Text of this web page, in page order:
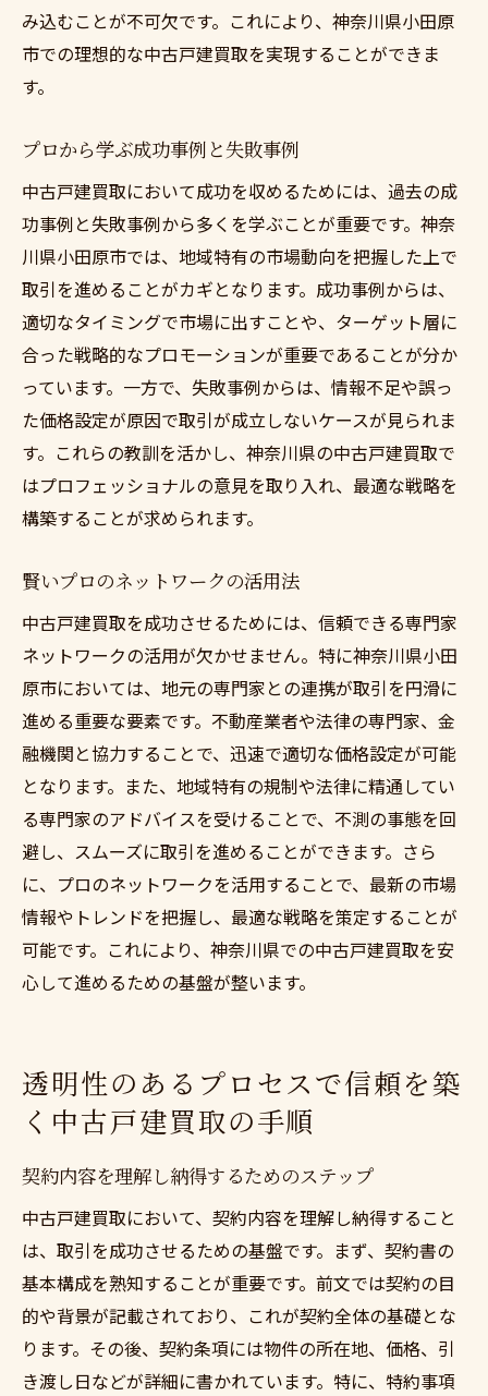
み込むことが不可欠です。これにより、神奈川県小田原
市での理想的な中古戸建買取を実現することができま
す。
プロから学ぶ成功事例と失敗事例
中古戸建買取において成功を収めるためには、過去の成
功事例と失敗事例から多くを学ぶことが重要です。神奈
川県小田原市では、地域特有の市場動向を把握した上で
取引を進めることがカギとなります。成功事例からは、
適切なタイミングで市場に出すことや、ターゲット層に
合った戦略的なプロモーションが重要であることが分か
っています。一方で、失敗事例からは、情報不足や誤っ
た価格設定が原因で取引が成立しないケースが見られま
す。これらの教訓を活かし、神奈川県の中古戸建買取で
はプロフェッショナルの意見を取り入れ、最適な戦略を
構築することが求められます。
賢いプロのネットワークの活用法
中古戸建買取を成功させるためには、信頼できる専門家
ネットワークの活用が欠かせません。特に神奈川県小田
原市においては、地元の専門家との連携が取引を円滑に
進める重要な要素です。不動産業者や法律の専門家、金
融機関と協力することで、迅速で適切な価格設定が可能
となります。また、地域特有の規制や法律に精通してい
る専門家のアドバイスを受けることで、不測の事態を回
避し、スムーズに取引を進めることができます。さら
に、プロのネットワークを活用することで、最新の市場
情報やトレンドを把握し、最適な戦略を策定することが
可能です。これにより、神奈川県での中古戸建買取を安
心して進めるための基盤が整います。
透明性のあるプロセスで信頼を築
く中古戸建買取の手順
契約内容を理解し納得するためのステップ
中古戸建買取において、契約内容を理解し納得すること
は、取引を成功させるための基盤です。まず、契約書の
基本構成を熟知することが重要です。前文では契約の目
的や背景が記載されており、これが契約全体の基礎とな
ります。その後、契約条項には物件の所在地、価格、引
き渡し日などが詳細に書かれています。特に、特約事項